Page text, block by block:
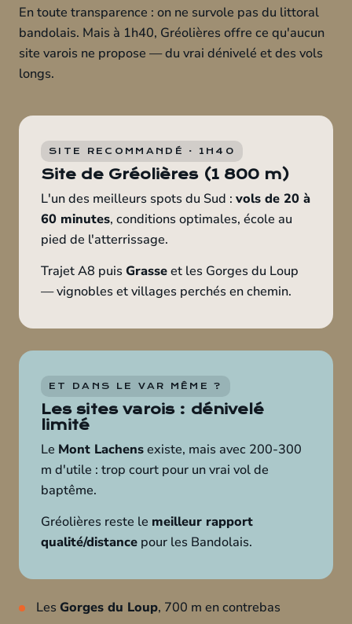
En toute transparence : on ne survole pas du littoral
bandolais. Mais à 1h40, Gréolières offre ce qu'aucun
site varois ne propose — du vrai dénivelé et des vols
longs.
SITE RECOMMANDÉ · 1H40
Site de Gréolières (1 800 m)
L'un des meilleurs spots du Sud : vols de 20 à
60 minutes, conditions optimales, école au
pied de l'atterrissage.
Trajet A8 puis Grasseet les Gorges du Loup
— vignobles et villages perchés en chemin.
ET DANS LE VAR MÊME ?
Les sites varois : dénivelé
limité
Le Mont Lachensexiste, mais avec 200-300
m d'utile : trop court pour un vrai vol de
baptême.
Gréolières reste le meilleur rapport
qualité/distance pour les Bandolais.
Les Gorges du Loup, 700 m en contrebas